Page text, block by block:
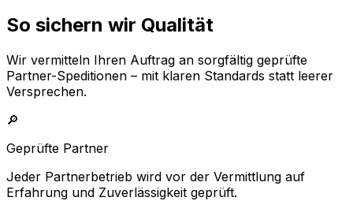
So sichern wir Qualität
Wir vermitteln Ihren Auftrag an sorgfältig geprüfte
Partner-Speditionen – mit klaren Standards statt leerer
Versprechen.
🔎
Geprüfte Partner
Jeder Partnerbetrieb wird vor der Vermittlung auf
Erfahrung und Zuverlässigkeit geprüft.